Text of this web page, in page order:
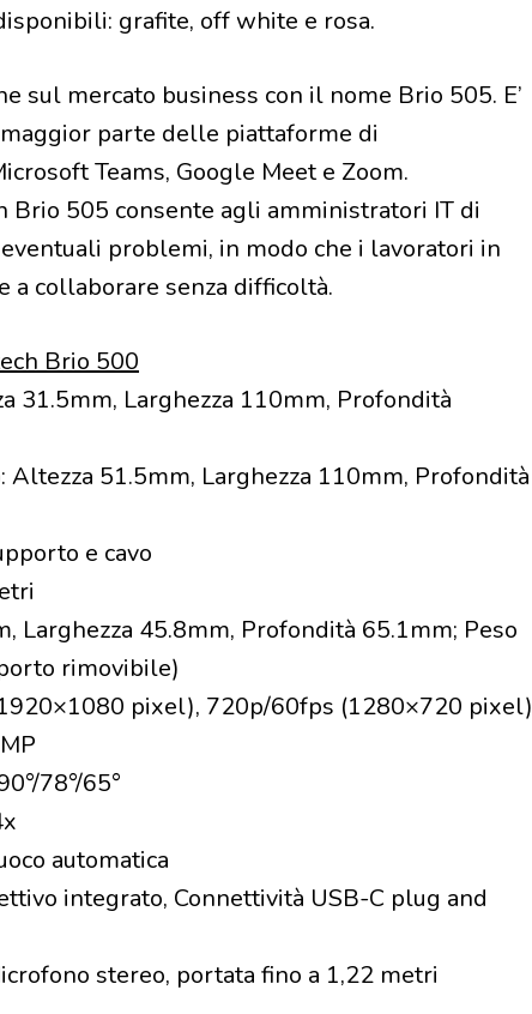
grafite, off white e rosa.
sul mercato business con il nome Brio 505. E’
parte delle piattaforme di
Teams, Google Meet e Zoom.
Brio 505 consente agli amministratori IT di
problemi, in modo che i lavoratori in
a collaborare senza difficoltà.
Brio 500
31.5mm, Larghezza 110mm, Profondità
51.5mm, Larghezza 110mm, Profondità
e cavo
Larghezza 45.8mm, Profondità 65.1mm; Peso
rimovibile)
pixel), 720p/60fps (1280×720 pixel)
78°/65°
automatica
integrato, Connettività USB-C plug and
stereo, portata fino a 1,22 metri